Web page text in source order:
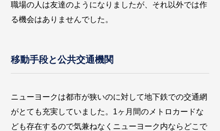
職場の人は友達のようになりましたが、それ以外では作
る機会はありませんでした。
移動手段と公共交通機関
ニューヨークは都市が狭いのに対して地下鉄での交通網
がとても充実していました。1ヶ月間のメトロカードな
ども存在するので気兼ねなくニューヨーク内ならどこで